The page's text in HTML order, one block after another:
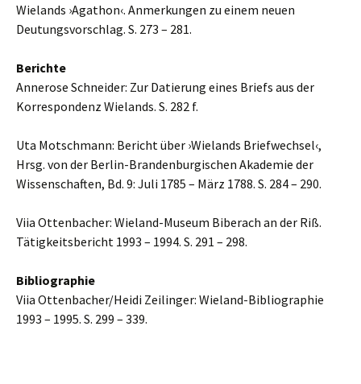
Wielands ›Agathon‹. Anmerkungen zu einem neuen
Deutungsvorschlag. S. 273 – 281.
Berichte
Annerose Schneider: Zur Datierung eines Briefs aus der
Korrespondenz Wielands. S. 282 f.
Uta Motschmann: Bericht über ›Wielands Briefwechsel‹,
Hrsg. von der Berlin-Brandenburgischen Akademie der
Wissenschaften, Bd. 9: Juli 1785 – März 1788. S. 284 – 290.
Viia Ottenbacher: Wieland-Museum Biberach an der Riß.
Tätigkeitsbericht 1993 – 1994. S. 291 – 298.
Bibliographie
Viia Ottenbacher/Heidi Zeilinger: Wieland-Bibliographie
1993 – 1995. S. 299 – 339.